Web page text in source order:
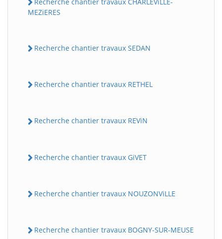
MEZiERES
Recherche chantier travaux SEDAN
Recherche chantier travaux RETHEL
Recherche chantier travaux REViN
Recherche chantier travaux GiVET
Recherche chantier travaux NOUZONViLLE
Recherche chantier travaux BOGNY-SUR-MEUSE